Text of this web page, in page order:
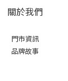
關於我們
門市資訊
品牌故事